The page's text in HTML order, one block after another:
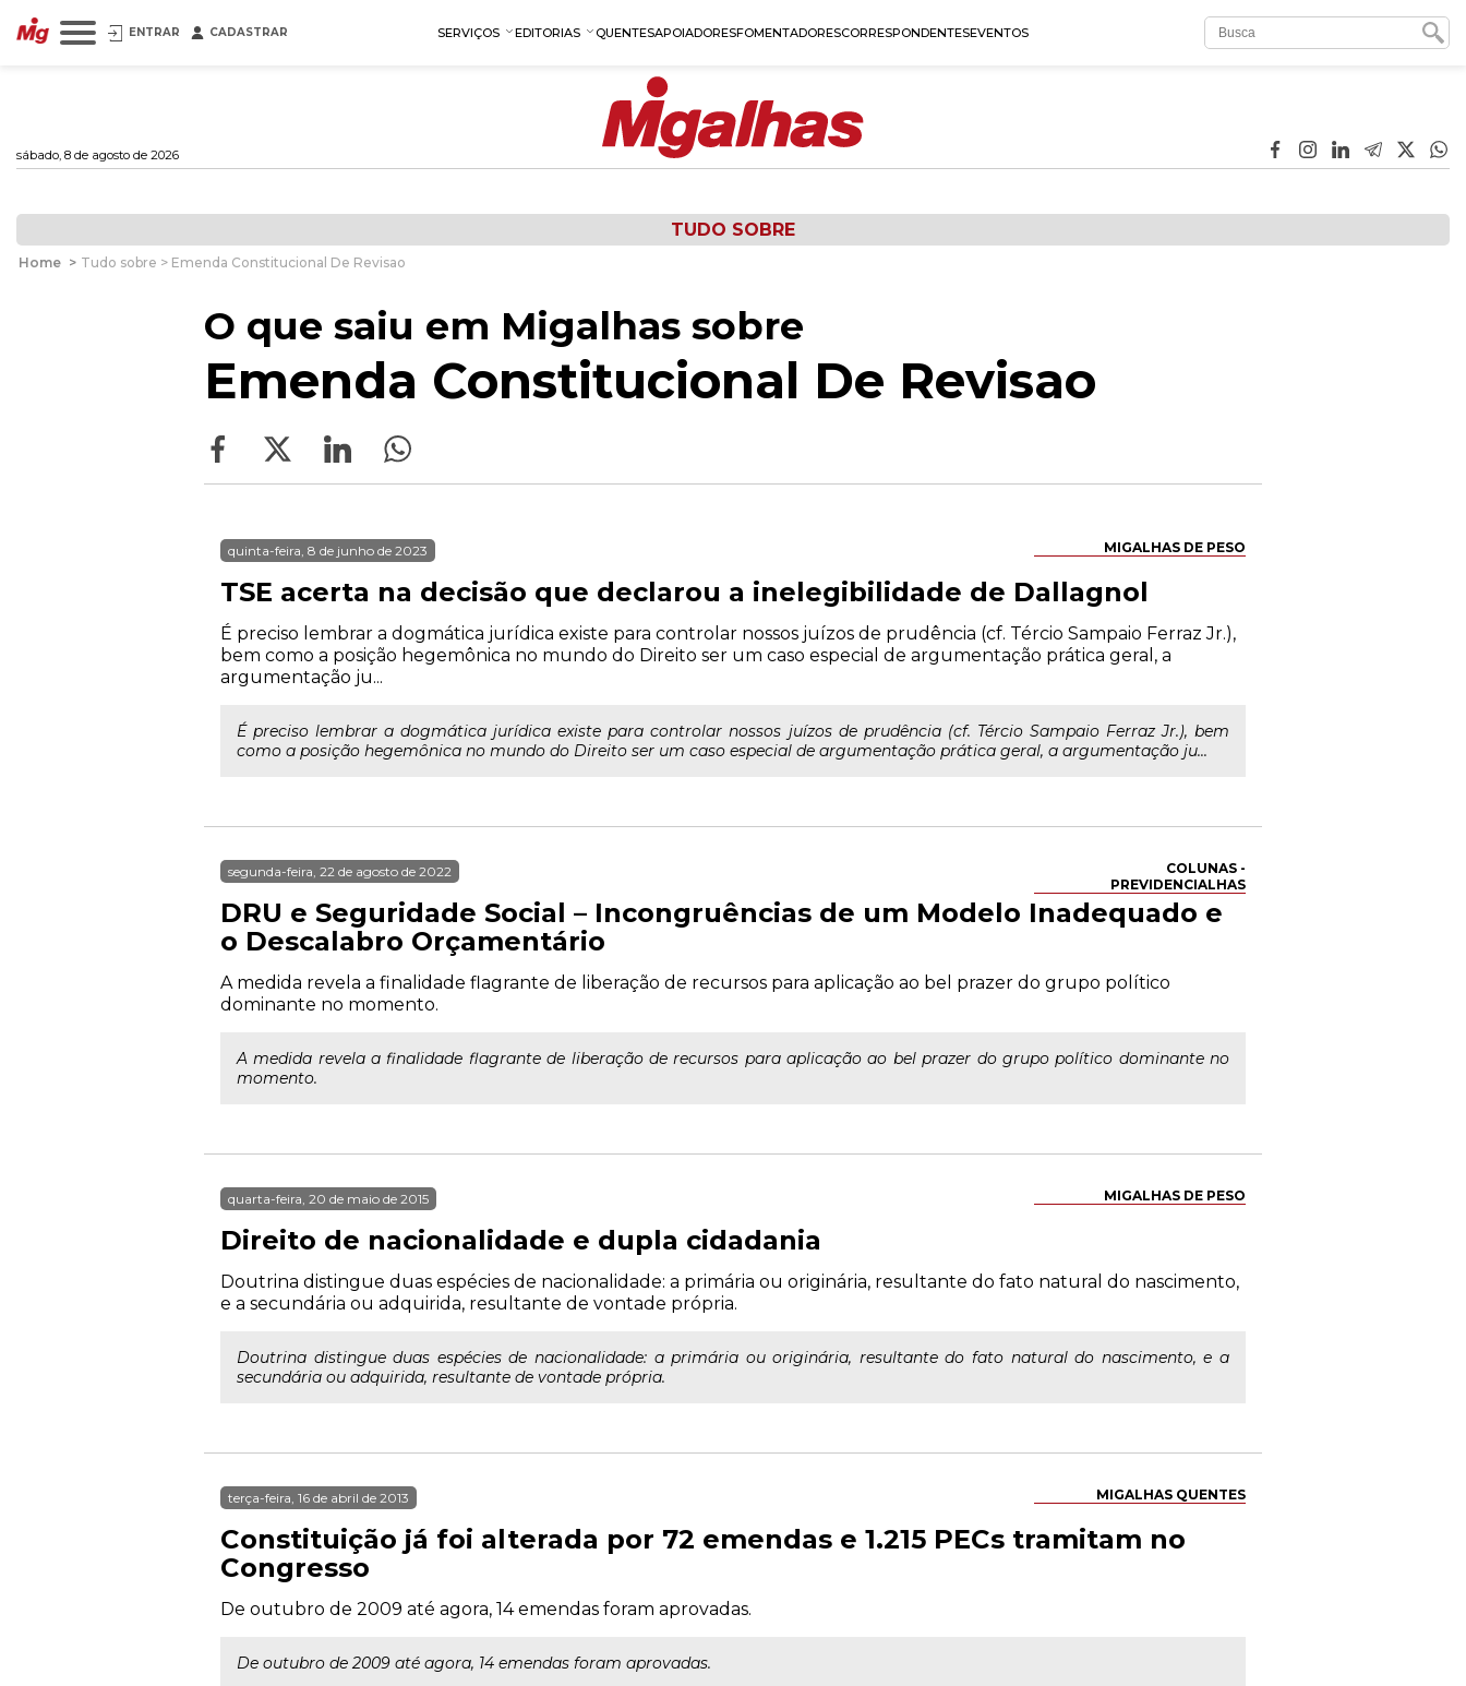
ENTRAR CADASTRAR SERVIÇOS EDITORIAS QUENTESAPOIADORESFOMENTADORESCORRESPONDENTESEVENTOS
sábado, 8 de agosto de 2026
TUDO SOBRE
Home > Tudo sobre > Emenda Constitucional De Revisao
O que saiu em Migalhas sobre
Emenda Constitucional De Revisao
MIGALHAS DE PESO
quinta-feira, 8 de junho de 2023
TSE acerta na decisão que declarou a inelegibilidade de Dallagnol
É preciso lembrar a dogmática jurídica existe para controlar nossos juízos de prudência (cf. Tércio Sampaio Ferraz Jr.),
bem como a posição hegemônica no mundo do Direito ser um caso especial de argumentação prática geral, a
argumentação ju...
É preciso lembrar a dogmática jurídica existe para controlar nossos juízos de prudência (cf. Tércio Sampaio Ferraz Jr.), bem
como a posição hegemônica no mundo do Direito ser um caso especial de argumentação prática geral, a argumentação ju...
COLUNAS -
PREVIDENCIALHAS
segunda-feira, 22 de agosto de 2022
DRU e Seguridade Social – Incongruências de um Modelo Inadequado e
o Descalabro Orçamentário
A medida revela a finalidade flagrante de liberação de recursos para aplicação ao bel prazer do grupo político
dominante no momento.
A medida revela a finalidade flagrante de liberação de recursos para aplicação ao bel prazer do grupo político dominante no
momento.
MIGALHAS DE PESO
quarta-feira, 20 de maio de 2015
Direito de nacionalidade e dupla cidadania
Doutrina distingue duas espécies de nacionalidade: a primária ou originária, resultante do fato natural do nascimento,
e a secundária ou adquirida, resultante de vontade própria.
Doutrina distingue duas espécies de nacionalidade: a primária ou originária, resultante do fato natural do nascimento, e a
secundária ou adquirida, resultante de vontade própria.
MIGALHAS QUENTES
terça-feira, 16 de abril de 2013
Constituição já foi alterada por 72 emendas e 1.215 PECs tramitam no
Congresso
De outubro de 2009 até agora, 14 emendas foram aprovadas.
De outubro de 2009 até agora, 14 emendas foram aprovadas.